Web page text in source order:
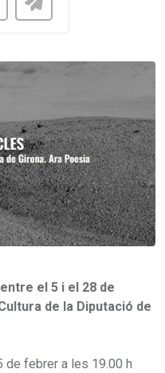
el 5 i el 28 de
de la Diputació de
de febrer a les 19.00 h